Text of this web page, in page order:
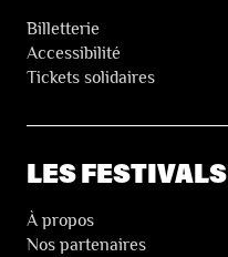
Billetterie
Accessibilité
Tickets solidaires
LES FESTIVALS
À propos
Nos partenaires